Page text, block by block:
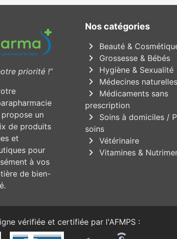
priorité !”
un
de produits
et
pour
à vos
de bien-
Nos catégories
chevron_right Beauté &
chevron_right Grossesse & Bébés
chevron_right Hygiène & Sexualité
chevron_right Médecines naturelles
chevron_right
Médicaments sans
prescription
chevron_right
Soins à domiciles /
soins
chevron_right Vétérinaire
chevron_right Vitamines &
vérifiée et certifiée par l'AFMPS :